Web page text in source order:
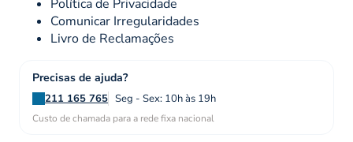
Política de Privacidade
Comunicar Irregularidades
Livro de Reclamações
Precisas de ajuda?
211 165 765 Seg - Sex: 10h às 19h
Custo de chamada para a rede fixa nacional